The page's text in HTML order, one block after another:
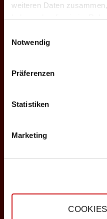
weiteren Daten
Notwendig
Präferenzen
Statistiken
Marketing
Donnerstag, 19:30 Uhr
Einlass: 18:00
Ur-
25.10.2026
Einlass: 16:30